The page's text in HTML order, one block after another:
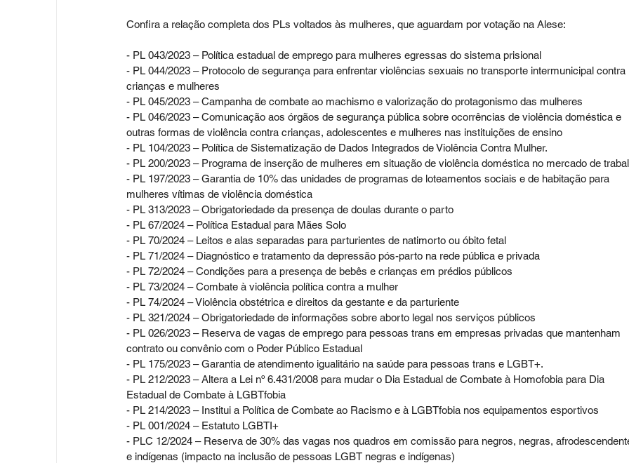
Confira a relação completa dos PLs voltados às mulheres, que aguardam por votação na Alese:
- PL 043/2023 – Política estadual de emprego para mulheres egressas do sistema prisional
- PL 044/2023 – Protocolo de segurança para enfrentar violências sexuais no transporte intermunicipal contra
crianças e mulheres
- PL 045/2023 – Campanha de combate ao machismo e valorização do protagonismo das mulheres
- PL 046/2023 – Comunicação aos órgãos de segurança pública sobre ocorrências de violência doméstica e
outras formas de violência contra crianças, adolescentes e mulheres nas instituições de ensino
- PL 104/2023 – Política de Sistematização de Dados Integrados de Violência Contra Mulher.
- PL 200/2023 – Programa de inserção de mulheres em situação de violência doméstica no mercado de
- PL 197/2023 – Garantia de 10% das unidades de programas de loteamentos sociais e de habitação para
mulheres vítimas de violência doméstica
- PL 313/2023 – Obrigatoriedade da presença de doulas durante o parto
- PL 67/2024 – Política Estadual para Mães Solo
- PL 70/2024 – Leitos e alas separadas para parturientes de natimorto ou óbito fetal
- PL 71/2024 – Diagnóstico e tratamento da depressão pós-parto na rede pública e privada
- PL 72/2024 – Condições para a presença de bebês e crianças em prédios públicos
- PL 73/2024 – Combate à violência política contra a mulher
- PL 74/2024 – Violência obstétrica e direitos da gestante e da parturiente
- PL 321/2024 – Obrigatoriedade de informações sobre aborto legal nos serviços públicos
- PL 026/2023 – Reserva de vagas de emprego para pessoas trans em empresas privadas que mantenham
contrato ou convênio com o Poder Público Estadual
- PL 175/2023 – Garantia de atendimento igualitário na saúde para pessoas trans e LGBT+.
- PL 212/2023 – Altera a Lei nº 6.431/2008 para mudar o Dia Estadual de Combate à Homofobia para Dia
Estadual de Combate à LGBTfobia
- PL 214/2023 – Institui a Política de Combate ao Racismo e à LGBTfobia nos equipamentos esportivos
- PL 001/2024 – Estatuto LGBTI+
- PLC 12/2024 – Reserva de 30% das vagas nos quadros em comissão para negros, negras,
e indígenas (impacto na inclusão de pessoas LGBT negras e indígenas)